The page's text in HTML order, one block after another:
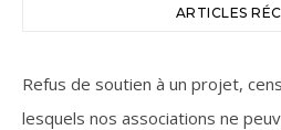
ARTICLES
Refus de soutien à un projet,
lesquels nos associations ne